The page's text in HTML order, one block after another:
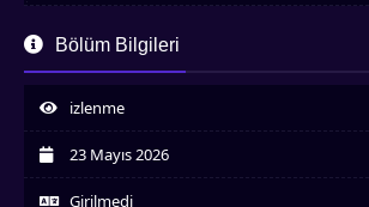
İzledim
İzledim
1. Sezon 10. Bölüm
İzledim
İzledim
1. Sezon 12. Bölüm
Bölüm Bilgileri
izlenme
23 Mayıs 2026
Girilmedi